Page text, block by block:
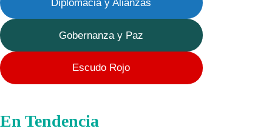
Diplomacia y Alianzas
Gobernanza y Paz
Escudo Rojo
En Tendencia